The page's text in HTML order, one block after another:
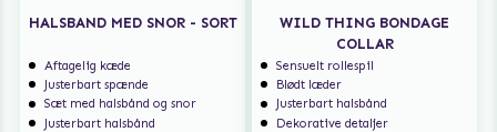
HALSBAND MED SNOR - SORT
Aftagelig kæde
Justerbart spænde
Sæt med halsbånd og snor
Justerbart halsbånd
WILD THING BONDAGE
COLLAR
Sensuelt rollespil
Blødt læder
Justerbart halsbånd
Dekorative detaljer